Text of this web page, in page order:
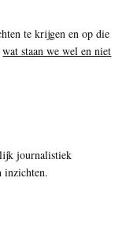
te krijgen en op die
wat staan we wel en niet
journalistiek
inzichten.